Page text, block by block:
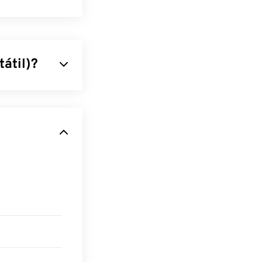
se ven
abrir
algo